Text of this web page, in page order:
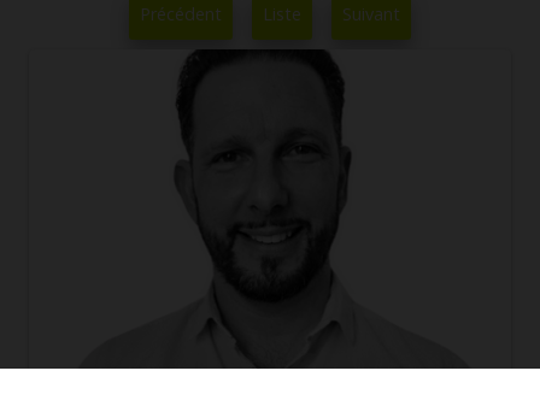
Précédent Liste Suivant